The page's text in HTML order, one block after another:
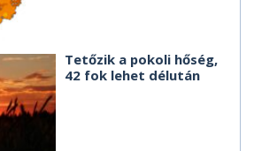
Tetőzik a pokoli hőség,
42 fok lehet délután